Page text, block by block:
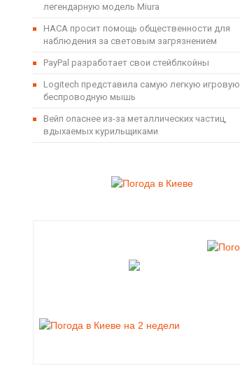
легендарную модель Miura
НАСА просит помощь общественности для
наблюдения за световым загрязнением
PayPal разработает свои стейблкойны
Logitech представила самую легкую игровую
беспроводную мышь
Вейп опаснее из-за металлических частиц,
вдыхаемых курильщиками